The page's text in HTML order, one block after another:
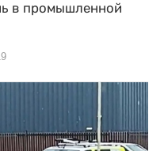
в промышленной